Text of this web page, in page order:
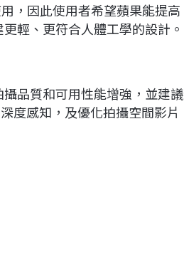
，因此使用者希望蘋果能提高
輕、更符合人體工學的設計。
品質和可用性能增強，並建議
度感知，及優化拍攝空間影片